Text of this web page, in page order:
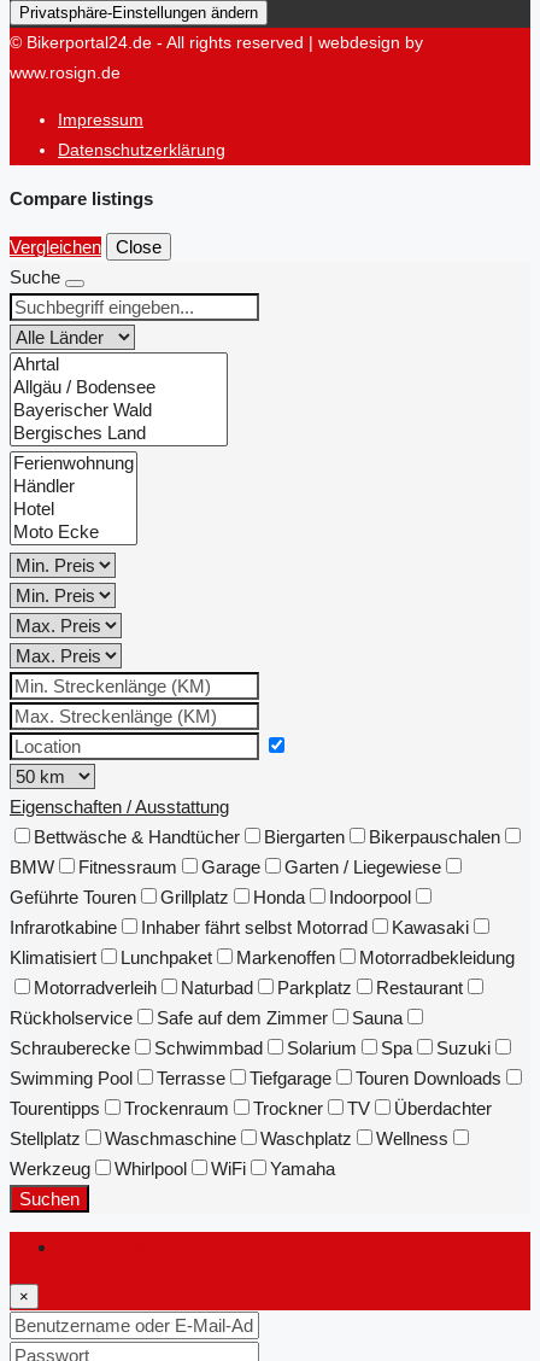
Privatsphäre-Einstellungen ändern
© Bikerportal24.de - All rights reserved | webdesign by
www.rosign.de
Impressum
Datenschutzerklärung
Compare listings
Vergleichen
Close
Suche
Eigenschaften / Ausstattung
Bettwäsche & Handtücher
Biergarten
Bikerpauschalen
BMW
Fitnessraum Garage
Garten / Liegewiese
Geführte Touren
Grillplatz Honda
Indoorpool
Infrarotkabine
Inhaber fährt selbst Motorrad
Kawasaki
Klimatisiert
Lunchpaket Markenoffen
Motorradbekleidung
Motorradverleih
Naturbad Parkplatz
Restaurant
Rückholservice
Safe auf dem Zimmer
Sauna
Schrauberecke
Schwimmbad Solarium Spa
Suzuki
Swimming Pool
Terrasse Tiefgarage
Touren Downloads
Tourentipps
Trockenraum Trockner TV
Überdachter
Stellplatz
Waschmaschine Waschplatz
Wellness
Werkzeug
Whirlpool WiFi
Yamaha
Suchen
×